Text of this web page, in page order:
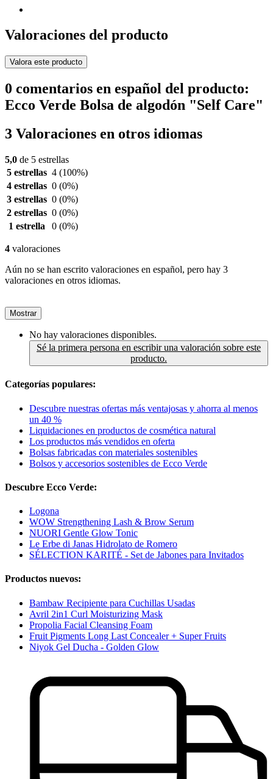
Valoraciones del producto
Valora este producto
0 comentarios en español del producto:
Ecco Verde Bolsa de algodón "Self Care"
3 Valoraciones en otros idiomas
5,0 de 5 estrellas
5 estrellas 4 (100%)
4 estrellas 0 (0%)
3 estrellas 0 (0%)
2 estrellas 0 (0%)
1 estrella
0 (0%)
4 valoraciones
Aún no se han escrito valoraciones en español, pero hay 3
valoraciones en otros idiomas.
Mostrar
No hay valoraciones disponibles.
Sé la primera persona en escribir una valoración sobre este
producto.
Categorías populares:
Descubre nuestras ofertas más ventajosas y ahorra al menos
un 40 %
Liquidaciones en productos de cosmética natural
Los productos más vendidos en oferta
Bolsas fabricadas con materiales sostenibles
Bolsos y accesorios sostenibles de Ecco Verde
Descubre Ecco Verde:
Logona
WOW Strengthening Lash & Brow Serum
NUORI Gentle Glow Tonic
Le Erbe di Janas Hidrolato de Romero
SÉLECTION KARITÉ - Set de Jabones para Invitados
Productos nuevos:
Bambaw Recipiente para Cuchillas Usadas
Avril 2in1 Curl Moisturizing Mask
Propolia Facial Cleansing Foam
Fruit Pigments Long Last Concealer + Super Fruits
Niyok Gel Ducha - Golden Glow